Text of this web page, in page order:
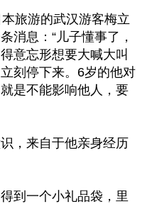
旅游的武汉游客梅立
消息：“儿子懂事了，
意忘形想要大喊大叫
刻停下来。6岁的他对
是不能影响他人，要
，来自于他亲身经历
到一个小礼品袋，里